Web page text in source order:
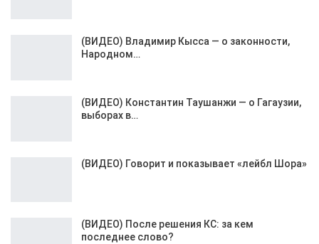
(ВИДЕО) Владимир Кысса — о законности,
Народном…
(ВИДЕО) Константин Таушанжи — о Гагаузии,
выборах в…
(ВИДЕО) Говорит и показывает «лейбл Шора»
(ВИДЕО) После решения КС: за кем
последнее слово?